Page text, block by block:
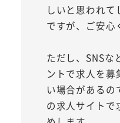
しいと思われて
ですが、ご安心
ただし、SNSな
ントで求人を
い場合があるの
の求人サイトで